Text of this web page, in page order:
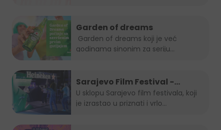
Garden of dreams
godinama sinonim za seriju
Sarajevo Film Festival -
Summer Lounge
U sklopu Sarajevo film festivala, koji
je izrastao u priznati i vrlo...